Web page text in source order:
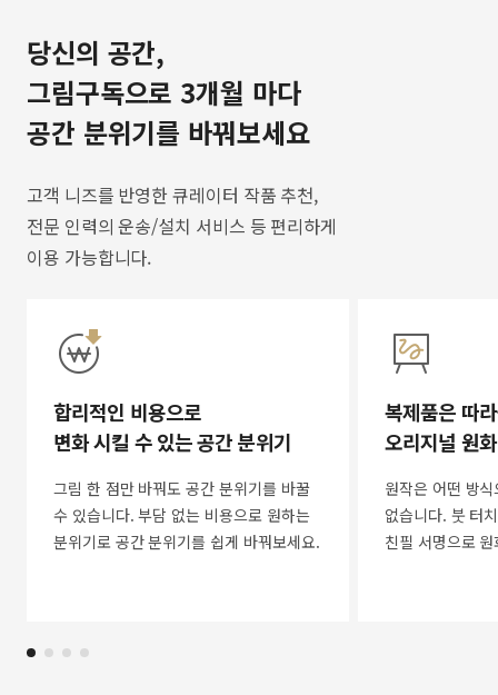
당신의 공간,
그림구독으로 3개월 마다
공간 분위기를 바꿔보세요
고객 니즈를 반영한 큐레이터 작품 추천,
전문 인력의 운송/설치 서비스 등 편리하게
이용 가능합니다.
합리적인 비용으로
변화 시킬 수 있는 공간 분위기
그림 한 점만 바꿔도 공간 분위기를 바꿀
수 있습니다. 부담 없는 비용으로 원하는
분위기로 공간 분위기를 쉽게 바꿔보세요.
복제품은 따
오리지널 원
원작은 어떤 방
없습니다. 붓 터
친필 서명으로